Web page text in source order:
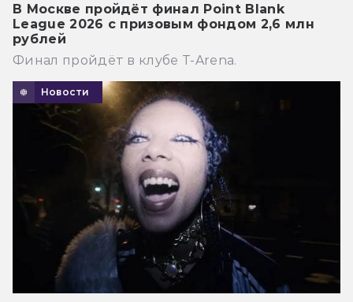
В Москве пройдёт финал Point Blank
League 2026 с призовым фондом 2,6 млн
рублей
Финал пройдёт в клубе T-Arena.
Новости